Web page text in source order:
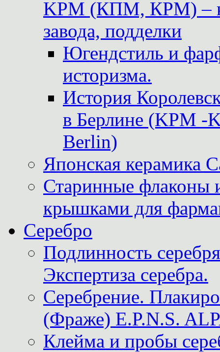
KPM (КПМ, КРМ) –
завода, подделки
Югендстиль и
историзма.
История
в Берлине (KPM -
Berlin)
Японская керамика
Старинные флаконы
крышками для
Серебро
Подлинность
Экспертиза серебра.
Серебрение.
(Фраже) E.P.N.S.
Клейма и пробы